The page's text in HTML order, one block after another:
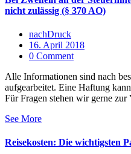
nicht zulässig (§ 370 AO)
nachDruck
16. April 2018
0 Comment
Alle Informationen sind nach
aufgearbeitet. Eine Haftung
Für Fragen stehen wir gerne
See More
Reisekosten: Die wichtigsten